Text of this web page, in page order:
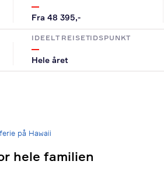
Fra 48 395,-
IDEELT REISETIDSPUNKT
Hele året
på Hawaii
hele familien